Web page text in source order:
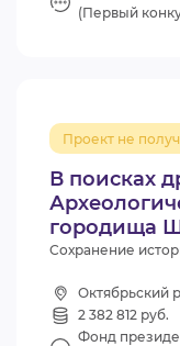
(Первый
В поисках
городища
Проект не
Сохранение
Октябрьский
2 382 812 руб.
Фонд